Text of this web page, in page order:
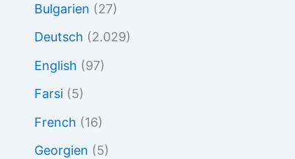
Bulgarien (27)
Deutsch (2.029)
English (97)
Farsi (5)
French (16)
Georgien (5)